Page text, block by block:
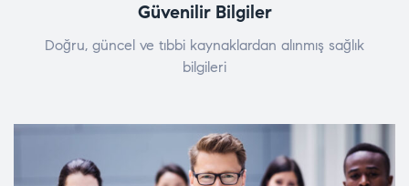
Güvenilir Bilgiler
Doğru, güncel ve tıbbi kaynaklardan alınmış sağlık
bilgileri